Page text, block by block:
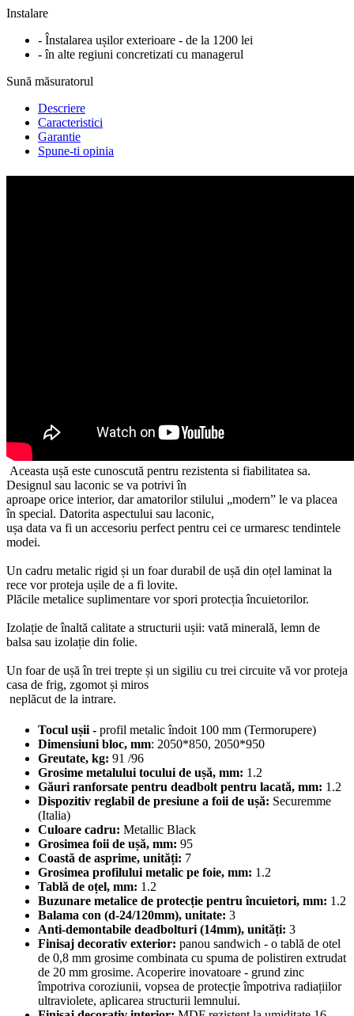
Instalare
- Înstalarea ușilor exterioare - de la 1200 lei
- în alte regiuni concretizati cu managerul
Sună măsuratorul
Descriere
Caracteristici
Garantie
Spune-ti opinia
Aceasta ușă este cunoscută pentru rezistenta si fiabilitatea sa.
Designul sau laconic se va potrivi în
aproape orice interior, dar amatorilor stilului „modern” le va placea
în special. Datorita aspectului sau laconic,
ușa data va fi un accesoriu perfect pentru cei ce urmaresc tendintele
modei.
Un cadru metalic rigid și un foar durabil de ușă din oțel laminat la
rece vor proteja ușile de a fi lovite.
Plăcile metalice suplimentare vor spori protecția încuietorilor.
Izolație de înaltă calitate a structurii ușii: vată minerală, lemn de
balsa sau izolație din folie.
Un foar de ușă în trei trepte și un sigiliu cu trei circuite vă vor proteja
casa de frig, zgomot și miros
neplăcut de la intrare.
Tocul ușii - profil metalic îndoit 100 mm (Termorupere)
Dimensiuni bloc, mm: 2050*850, 2050*950
Greutate, kg: 91 /96
Grosime metalului tocului de ușă, mm: 1.2
Găuri ranforsate pentru deadbolt pentru lacată, mm: 1.2
Dispozitiv reglabil de presiune a foii de ușă: Securemme
(Italia)
Culoare cadru: Metallic Black
Grosimea foii de ușă, mm: 95
Coastă de asprime, unități: 7
Grosimea profilului metalic pe foie, mm: 1.2
Tablă de oțel, mm: 1.2
Buzunare metalice de protecție pentru încuietori, mm: 1.2
Balama con (d-24/120mm), unitate: 3
Anti-demontabile deadbolturi (14mm), unități: 3
Finisaj decorativ exterior: panou sandwich - o tablă de otel
de 0,8 mm grosime combinata cu spuma de polistiren extrudat
de 20 mm grosime. Acoperire inovatoare - grund zinc
împotriva coroziunii, vopsea de protecție împotriva radiațiilor
ultraviolete, aplicarea structurii lemnului.